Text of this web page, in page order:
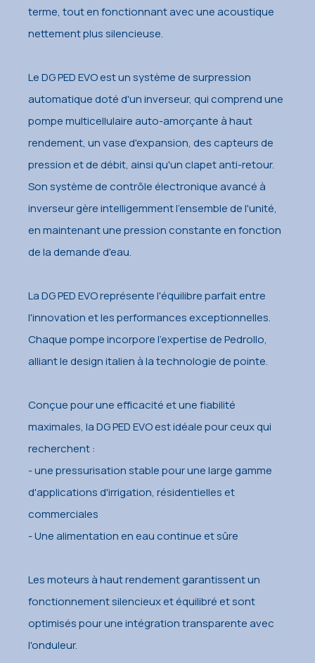
terme, tout en fonctionnant avec une acoustique
nettement plus silencieuse.
Le DG PED EVO est un système de surpression
automatique doté d'un inverseur, qui comprend une
pompe multicellulaire auto-amorçante à haut
rendement, un vase d'expansion, des capteurs de
pression et de débit, ainsi qu'un clapet anti-retour.
Son système de contrôle électronique avancé à
inverseur gère intelligemment l'ensemble de l'unité,
en maintenant une pression constante en fonction
de la demande d'eau.
La DG PED EVO représente l'équilibre parfait entre
l'innovation et les performances exceptionnelles.
Chaque pompe incorpore l'expertise de Pedrollo,
alliant le design italien à la technologie de pointe.
Conçue pour une efficacité et une fiabilité
maximales, la DG PED EVO est idéale pour ceux qui
recherchent :
- une pressurisation stable pour une large gamme
d'applications d'irrigation, résidentielles et
commerciales
- Une alimentation en eau continue et sûre
Les moteurs à haut rendement garantissent un
fonctionnement silencieux et équilibré et sont
optimisés pour une intégration transparente avec
l'onduleur.